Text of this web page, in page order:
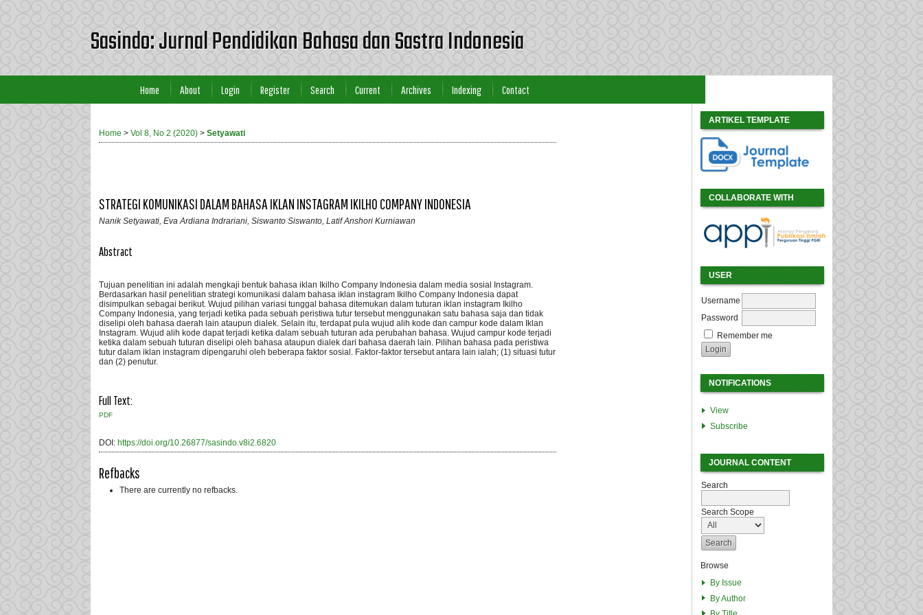
Sasindo: Jurnal Pendidikan Bahasa dan Sastra Indonesia
ARTIKEL TEMPLATE
COLLABORATE WITH
USER
Username
Password
Remember me
NOTIFICATIONS
View
Subscribe
JOURNAL CONTENT
Search
Search Scope
Browse
By Issue
By Author
Home About Login Register Search Current Archives Indexing Contact
Home > Vol 8, No 2 (2020) > Setyawati
STRATEGI KOMUNIKASI DALAM BAHASA IKLAN INSTAGRAM IKILHO COMPANY INDONESIA
Nanik Setyawati, Eva Ardiana Indrariani, Siswanto Siswanto, Latif Anshori Kurniawan
Abstract
Tujuan penelitian ini adalah mengkaji bentuk bahasa iklan Ikilho Company Indonesia dalam media sosial Instagram.
Berdasarkan hasil penelitian strategi komunikasi dalam bahasa iklan instagram Ikilho Company Indonesia dapat
disimpulkan sebagai berikut. Wujud pilihan variasi tunggal bahasa ditemukan dalam tuturan iklan instagram Ikilho
Company Indonesia, yang terjadi ketika pada sebuah peristiwa tutur tersebut menggunakan satu bahasa saja dan tidak
diselipi oleh bahasa daerah lain ataupun dialek. Selain itu, terdapat pula wujud alih kode dan campur kode dalam Iklan
Instagram. Wujud alih kode dapat terjadi ketika dalam sebuah tuturan ada perubahan bahasa. Wujud campur kode terjadi
ketika dalam sebuah tuturan diselipi oleh bahasa ataupun dialek dari bahasa daerah lain. Pilihan bahasa pada peristiwa
tutur dalam iklan instagram dipengaruhi oleh beberapa faktor sosial. Faktor-faktor tersebut antara lain ialah; (1) situasi tutur
dan (2) penutur.
Full Text:
PDF
DOI: https://doi.org/10.26877/sasindo.v8i2.6820
Refbacks
There are currently no refbacks.